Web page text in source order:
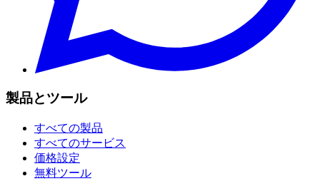
製品とツール
すべての製品
すべてのサービス
価格設定
無料ツール